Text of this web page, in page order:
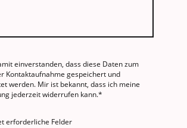
einverstanden, dass diese Daten zum
Kontaktaufnahme gespeichert und
werden. Mir ist bekannt, dass ich meine
jederzeit widerrufen kann.*
erforderliche Felder